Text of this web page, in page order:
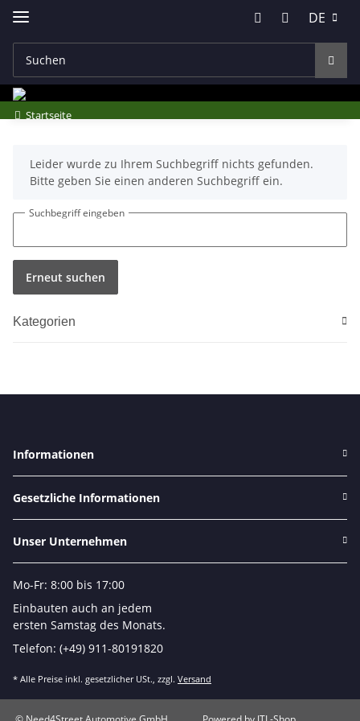
DE
Startseite
xLeider wurde zu Ihrem Suchbegriff nichts gefunden.
Bitte geben Sie einen anderen Suchbegriff ein.
Suchbegriff eingeben
Erneut suchen
Kategorien
Informationen
Gesetzliche Informationen
Unser Unternehmen
Mo-Fr: 8:00 bis 17:00
Einbauten auch an jedem
ersten Samstag des Monats.
Telefon: (+49) 911-80191820
* Alle Preise inkl. gesetzlicher USt., zzgl. Versand